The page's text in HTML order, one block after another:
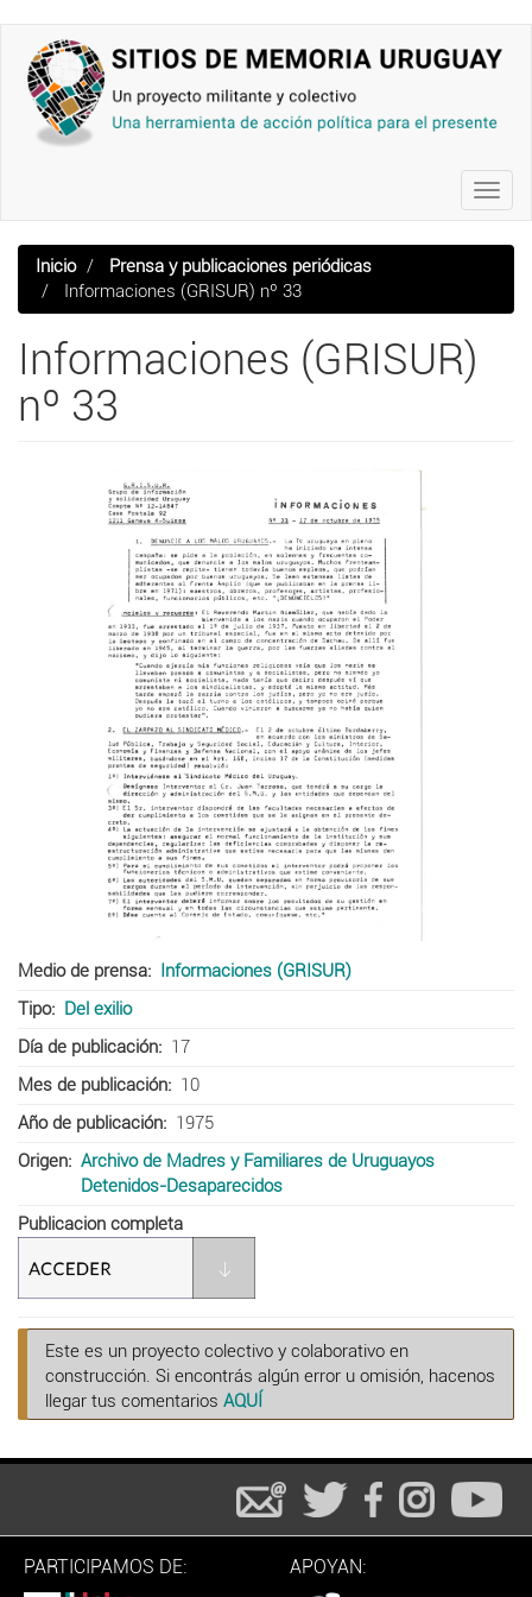
contenido
principal
Inicio
Prensa y publicaciones periódicas
Informaciones (GRISUR) nº 33
Informaciones (GRISUR)
nº 33
Medio de prensa
Informaciones (GRISUR)
Tipo
Del exilio
Día de publicación
17
Mes de publicación
10
Año de publicación
1975
Origen
Archivo de Madres y Familiares de Uruguayos
Detenidos-Desaparecidos
Publicacion completa
Este es un proyecto colectivo y colaborativo en
construcción. Si encontrás algún error u omisión, hacenos
llegar tus comentarios AQUÍ
PARTICIPAMOS DE: APOYAN: